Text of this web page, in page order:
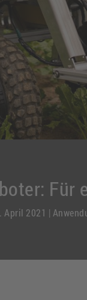
Für
April 2021 |